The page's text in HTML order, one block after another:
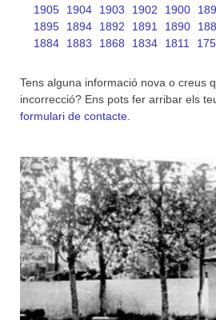
1905
1904 1903 1902 1900
1895
1894 1892 1891 1890
1884
1883 1868 1834 1811
Tens alguna informació nova o creus
incorrecció? Ens pots fer arribar els
formulari de contacte